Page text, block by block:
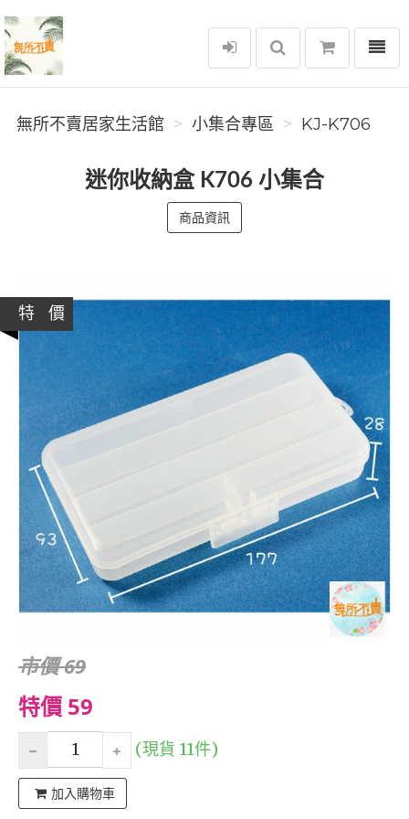
無所不賣居家生活館
選單
無所不賣居家生活館 小集合專區 KJ-K706
迷你收納盒 K706 小集合
商品資訊
特 價
市價 69
特價 59
(現貨 11件)
加入購物車